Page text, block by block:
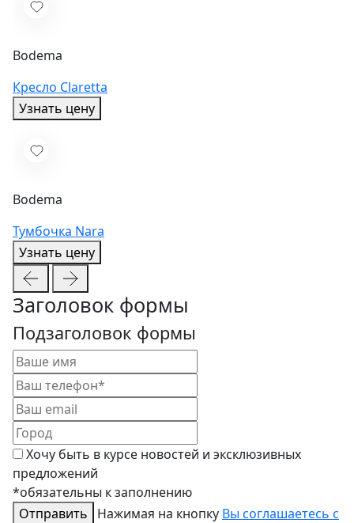
Bodema
Кресло Claretta
Узнать цену
Bodema
Тумбочка Nara
Узнать цену
Заголовок формы
Подзаголовок формы
Хочу быть в курсе новостей и эксклюзивных
предложений
*обязательны к заполнению
Отправить
Нажимая на кнопку Вы соглашаетесь с